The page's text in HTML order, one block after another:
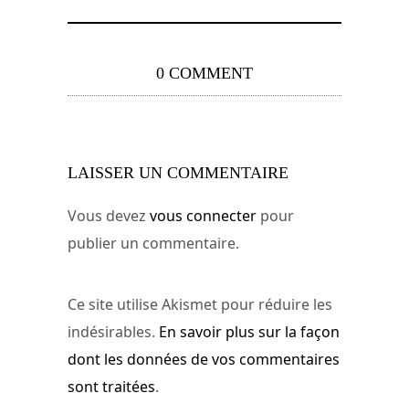
0 COMMENT
LAISSER UN COMMENTAIRE
Vous devez vous connecter pour
publier un commentaire.
Ce site utilise Akismet pour réduire les
indésirables. En savoir plus sur la façon
dont les données de vos commentaires
sont traitées.